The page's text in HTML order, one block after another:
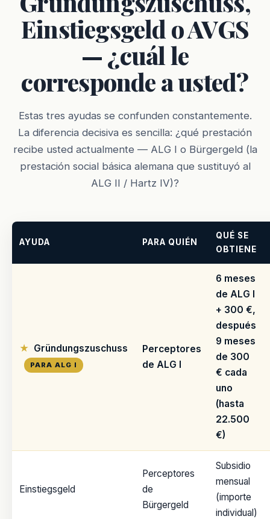
Einstiegsgeld o AVGS
— ¿cuál le
corresponde a usted?
Estas tres ayudas se confunden constantemente.
La diferencia decisiva es sencilla: ¿qué prestación
recibe usted actualmente — ALG I o Bürgergeld (la
prestación social básica alemana que sustituyó al
ALG II / Hartz IV)?
AYUDA PARA QUIÉN
QUÉ SE
OBTIENE
Gründungszuschuss
PARA ALG I
Perceptores
de ALG I
6 meses
de ALG I
+ 300 €,
después
9 meses
de 300
€ cada
uno
(hasta
22.500
€)
Einstiegsgeld
Perceptores
de
Bürgergeld
Subsidio
mensual
(importe
individual)